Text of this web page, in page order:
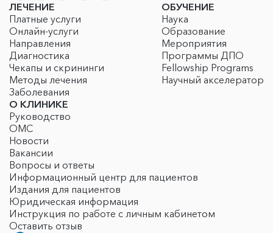
ЛЕЧЕНИЕ
Платные услуги
Онлайн-услуги
Направления
Диагностика
Чекапы и скрининги
Методы лечения
Заболевания
ОБУЧЕНИЕ
Наука
Образование
Мероприятия
Программы ДПО
Fellowship Programs
Научный акселератор
О КЛИНИКЕ
Руководство
ОМС
Новости
Вакансии
Вопросы и ответы
Информационный центр для пациентов
Издания для пациентов
Юридическая информация
Инструкция по работе с личным кабинетом
Оставить отзыв